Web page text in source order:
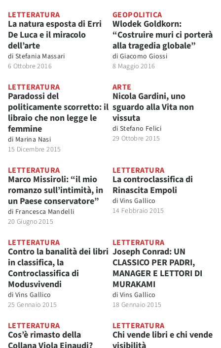
LETTERATURA
La natura esposta di Erri
De Luca e il miracolo
dell’arte
di Stefania Massari
6 Ottobre 2016
GEOPOLITICA
Wlodek Goldkorn:
“Costruire muri ci porterà
alla tragedia globale”
di Giacomo Giossi
8 Maggio 2016
LETTERATURA
Paradossi del
politicamente scorretto: il
libraio che non legge le
femmine
di Marina Nasi
15 Dicembre 2015
ARTE
Nicola Gardini, uno
sguardo alla Vita non
vissuta
di Stefano Felici
29 Ottobre 2015
LETTERATURA
Marco Missiroli: “il mio
romanzo sull’intimità, in
un Paese conservatore”
di Francesca Mandelli
20 Giugno 2015
LETTERATURA
La controclassifica di
Rinascita Empoli
di Vins Gallico
14 Febbraio 2015
LETTERATURA
Contro la banalità dei libri
in classifica, la
Controclassifica di
Modusvivendi
di Vins Gallico
25 Gennaio 2015
LETTERATURA
Joseph Conrad: UN
CLASSICO PER PADRI,
MANAGER E LETTORI DI
MURAKAMI
di Vins Gallico
18 Gennaio 2015
LETTERATURA
Cos’è rimasto della
LETTERATURA
Chi vende libri e chi vende